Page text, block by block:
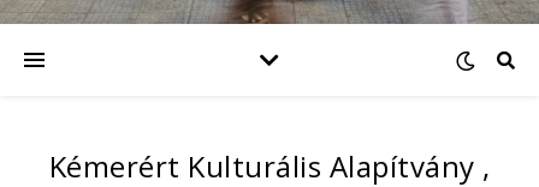
Kémerért Kulturális Alapítvány ,